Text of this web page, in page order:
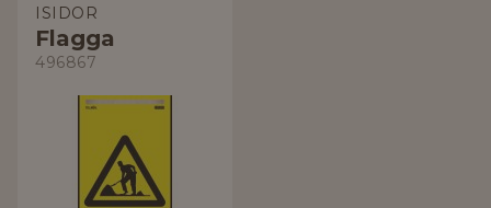
ISIDOR
Flagga
496867